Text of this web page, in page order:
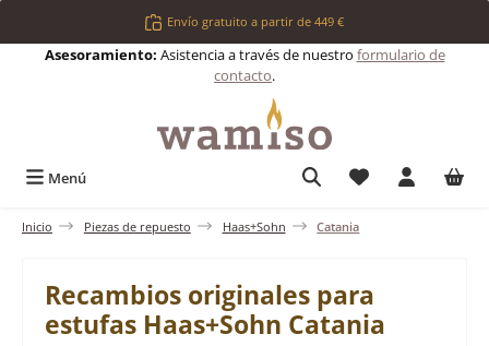
Saltar al contenido principalEnvío gratuito a partir de 449 €
Asesoramiento: Asistencia a través de nuestro formulario de
contacto.
Menú Tienes 0
Inicio Piezas de repuesto Haas+Sohn Catania
Recambios originales para
estufas Haas+Sohn Catania